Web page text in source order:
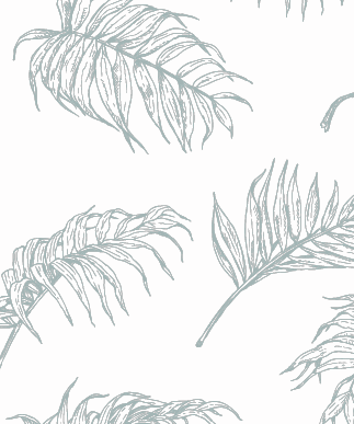
BRULO (UK) - King For A Day NEIPA - (Sans Alcool)
BRULO (UK) - King For A Day NEIPA - (Sans Alcool) -
Achat immédiat